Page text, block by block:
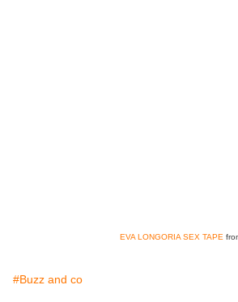
EVA LONGORIA SEX TAPE
#Buzz and co